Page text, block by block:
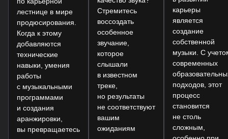
лестнице в мире
продюсирования.
Когда к этому
добавляются
технические
навыки, умения
работы
с музыкальными
программами
и создания
аранжировки,
вы превращаетесь
Стремитесь
воссоздать
особенное
звучание,
которое
слышали
в известном
треке,
но результаты
не соответствуют
вашим
ожиданиям
карьеры
является
создание
собственной
музыки. С
современных
подходов, этот
процесс
становится
не столь
сложным,